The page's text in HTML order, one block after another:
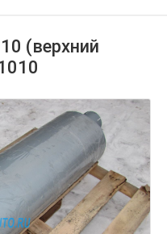
(верхний